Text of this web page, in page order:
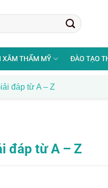
XĂM THẨM MỸ ĐÀO TẠO
đáp từ A – Z
đáp từ A – Z